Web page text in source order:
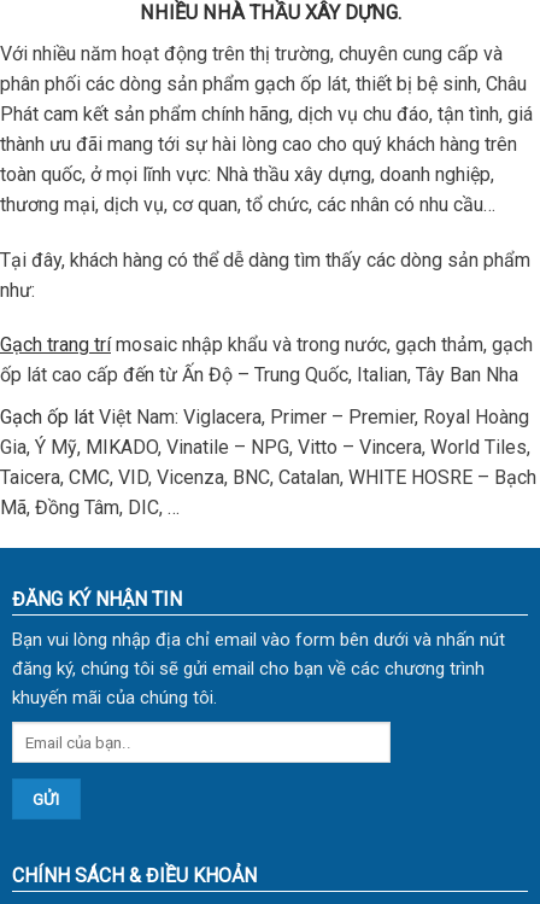
NHIỀU NHÀ THẦU XÂY DỰNG.
Với nhiều năm hoạt động trên thị trường, chuyên cung cấp và
phân phối các dòng sản phẩm gạch ốp lát, thiết bị bệ sinh, Châu
Phát cam kết sản phẩm chính hãng, dịch vụ chu đáo, tận tình, giá
thành ưu đãi mang tới sự hài lòng cao cho quý khách hàng trên
toàn quốc, ở mọi lĩnh vực: Nhà thầu xây dựng, doanh nghiệp,
thương mại, dịch vụ, cơ quan, tổ chức, các nhân có nhu cầu…
Tại đây, khách hàng có thể dễ dàng tìm thấy các dòng sản phẩm
như:
Gạch trang trímosaic nhập khẩu và trong nước, gạch thảm, gạch
ốp lát cao cấp đến từ Ấn Độ – Trung Quốc, Italian, Tây Ban Nha
Gạch ốp lát Việt Nam: Viglacera, Primer – Premier, Royal Hoàng
Gia, Ý Mỹ, MIKADO, Vinatile – NPG, Vitto – Vincera, World Tiles,
Taicera, CMC, VID, Vicenza, BNC, Catalan, WHITE HOSRE – Bạch
Mã, Đồng Tâm, DIC, …
ĐĂNG KÝ NHẬN TIN
Bạn vui lòng nhập địa chỉ email vào form bên dưới và nhấn nút
đăng ký, chúng tôi sẽ gửi email cho bạn về các chương trình
khuyến mãi của chúng tôi.
CHÍNH SÁCH & ĐIỀU KHOẢN